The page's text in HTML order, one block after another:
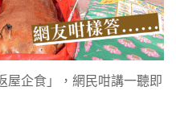
屋企食」，網民咁講一聽即